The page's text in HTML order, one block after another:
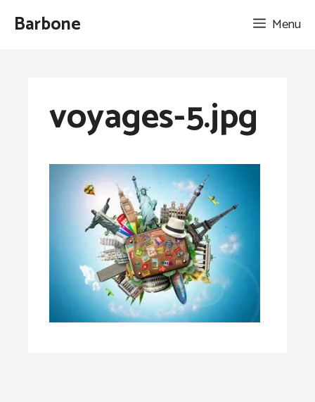
AllerBarbone Menu
voyages-5.jpg